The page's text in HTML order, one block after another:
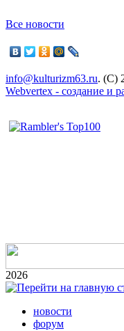
Все новости
info@kulturizm63.ru. (C)
Webvertex - создание и
2026
новости
форум